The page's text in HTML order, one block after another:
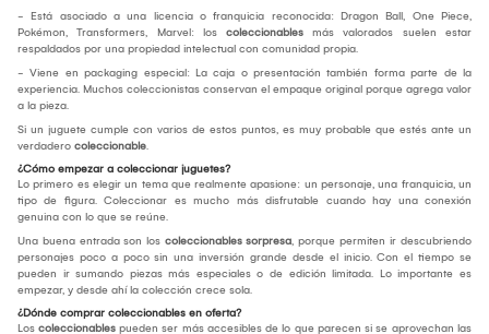
- Está asociado a una licencia o franquicia reconocida: Dragon Ball, One Piece,
Pokémon, Transformers, Marvel: los coleccionables más valorados suelen estar
respaldados por una propiedad intelectual con comunidad propia.
- Viene en packaging especial: La caja o presentación también forma parte de la
experiencia. Muchos coleccionistas conservan el empaque original porque agrega valor
a la pieza.
Si un juguete cumple con varios de estos puntos, es muy probable que estés ante un
verdadero coleccionable.
¿Cómo empezar a coleccionar juguetes?
Lo primero es elegir un tema que realmente apasione: un personaje, una franquicia, un
tipo de figura. Coleccionar es mucho más disfrutable cuando hay una conexión
genuina con lo que se reúne.
Una buena entrada son los coleccionables sorpresa, porque permiten ir descubriendo
personajes poco a poco sin una inversión grande desde el inicio. Con el tiempo se
pueden ir sumando piezas más especiales o de edición limitada. Lo importante es
empezar, y desde ahí la colección crece sola.
¿Dónde comprar coleccionables en oferta?
Los coleccionables pueden ser más accesibles de lo que parecen si se aprovechan las